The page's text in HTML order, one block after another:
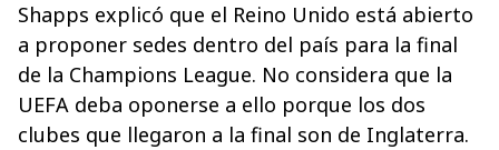
Shapps explicó que el Reino Unido está abierto
a proponer sedes dentro del país para la final
de la Champions League. No considera que la
UEFA deba oponerse a ello porque los dos
clubes que llegaron a la final son de Inglaterra.